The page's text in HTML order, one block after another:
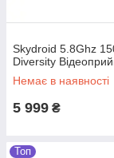
Skydroid 5.8Ghz
Diversity
Немає в наявності
5 999 ₴
Топ